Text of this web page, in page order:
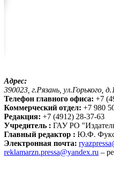
Адрес:
390023, г.Рязань, ул.Горького,
Телефон главного офиса: +7
Коммерческий отдел: +7 980
Редакция: +7 (4912) 28-37-63
Учредитель : ГАУ РО
Главный редактор : Ю.Ф.
Электронная почта:
reklamarzn.pressa@yandex.ru –